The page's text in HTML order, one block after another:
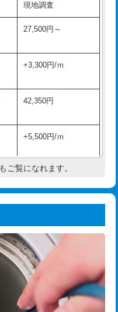
現場見積
16,500円
現場見積
す。
16,500円
5,500円
止
5,500円
作
11,000円
44,000円
+8,800円
11,000円~
現地調査
27,500円～
+3,300円/ｍ
42,350円
+5,500円/ｍ
現地調査
+3,300円
33,000円
8,800円
ご覧になれます。